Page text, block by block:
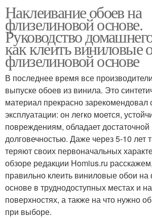
Наклеивание обоев на
флизелиновой основе.
Руководство
как клеить виниловые
флизелиновой основе
В последнее время все
выпуске обоев из винила. Это
материал прекрасно зарекомендовал
эксплуатации: он легко моется,
повреждениям, обладает
долговечностью. Даже через 5-10 лет
теряют своих первоначальных
обзоре редакции Homius.ru
правильно клеить виниловые обои
основе в труднодоступных местах и
поверхностях, а также на что нужно
при выборе.